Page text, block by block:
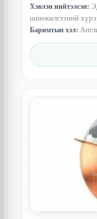
Хэвлэн нийтэлсэн:
шинжилгээний
Баримтын хэл: